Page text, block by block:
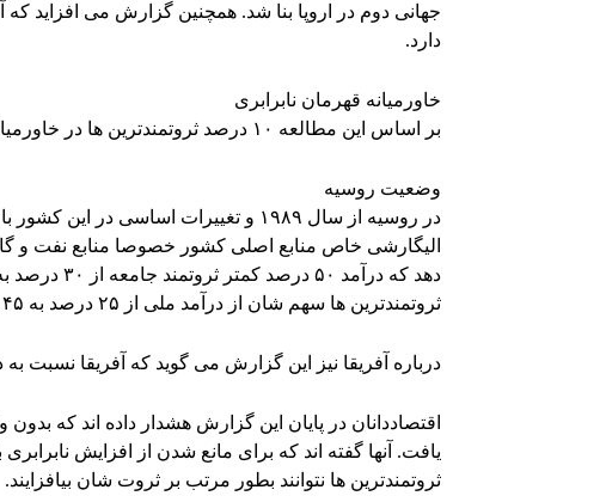
جهانی دوم در اروپا بنا شد. همچنین گزارش می افزاید که
دارد.
خاورمیانه قهرمان نابرابری
بر اساس این مطالعه ۱۰ درصد ثروتمندترین ها در خاورمیانه ۶۰ درصد درآمد ملی را تصاحب کرده اند.
وضعیت روسیه
در روسیه از سال ۱۹۸۹ و تغییرات اساسی
الیگارشی خاص منابع اصلی کشور خصوصا منابع نفت و
ثروتمندترین ها سهم شان از درآمد ملی از ۲۵ درصد به ۴۵ درصد افزایش یافته است.
درباره آفریقا نیز این گزارش می گوید که آفریقا نسبت
اقتصاددانان در پایان این گزارش هشدار داده اند که
یافت. آنها گفته اند که برای مانع شدن از افزایش
ثروتمندترین ها نتوانند بطور مرتب بر ثروت شان بیافزایند.